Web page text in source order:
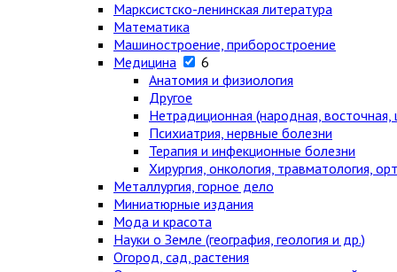
Марксистско-ленинская литература
Математика
Машиностроение, приборостроение
Медицина
6
Анатомия и физиология
Другое
Нетрадиционная (народная, восточная,
Психиатрия, нервные болезни
Терапия и инфекционные болезни
Хирургия, онкология, травматология,
Металлургия, горное дело
Миниатюрные издания
Мода и красота
Науки о Земле (география, геология и др.)
Огород, сад, растения